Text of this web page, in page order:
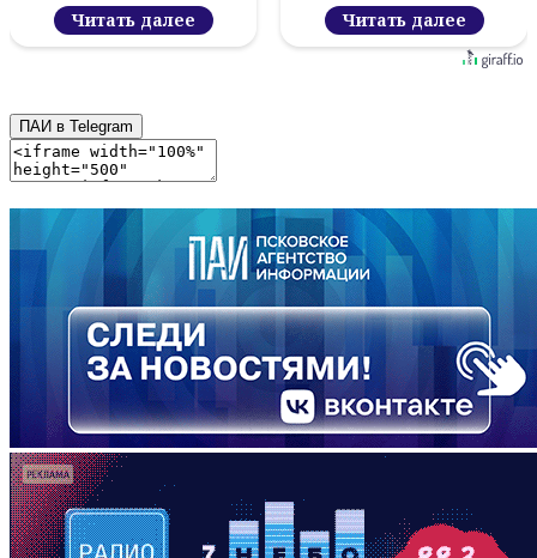
Читать далее Читать далее
ПАИ в Telegram